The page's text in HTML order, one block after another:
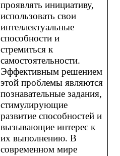
проявлять инициативу,
использовать свои
интеллектуальные
способности и
стремиться к
самостоятельности.
Эффективным решением
этой проблемы являются
познавательные задания,
стимулирующие
развитие способностей и
вызывающие интерес к
их выполнению. В
современном мире